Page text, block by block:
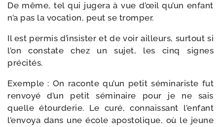
De même, tel qui juge­ra à vue d’œil qu’un enfant
n’a pas la voca­tion, peut se tromper.
Il est per­mis d’insister et de voir ailleurs, sur­tout si
l’on constate chez un sujet, les cinq signes
précités.
Exemple : On raconte qu’un petit sémi­na­riste fut
ren­voyé d’un petit sémi­naire pour je ne sais
quelle étour­de­rie. Le curé, connais­sant l’enfant
l’envoya dans une école apos­to­lique, où le jeune